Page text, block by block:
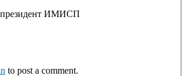
ИМИСП
to post a comment.